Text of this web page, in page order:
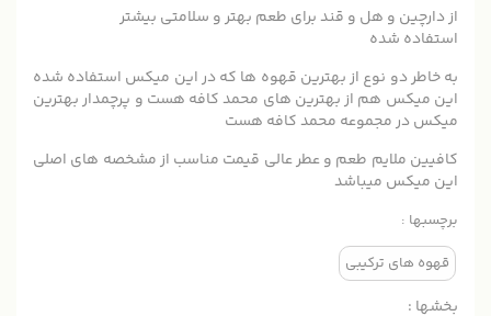
از دارچین و هل و قند برای طعم بهتر و سلامتی بیشتر
استفاده شده
به خاطر دو نوع از بهترین قهوه ها که در این میکس استفاده شده
این میکس هم از بهترین های محمد کافه هست و پرچمدار بهترین
میکس در مجموعه محمد کافه هست
کافیین ملایم طعم و عطر عالی قیمت مناسب از مشخصه های اصلی
این میکس میباشد
برچسبها :
قهوه های ترکیبی
بخشها :